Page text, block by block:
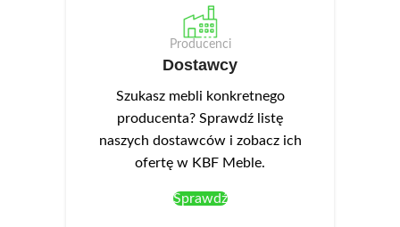
Producenci
Dostawcy
Szukasz mebli konkretnego
producenta? Sprawdź listę
naszych dostawców i zobacz ich
ofertę w KBF Meble.
Sprawdź